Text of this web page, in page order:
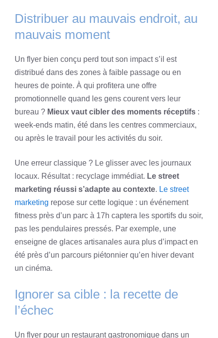
Distribuer au mauvais endroit, au
mauvais moment
Un flyer bien conçu perd tout son impact s’il est
distribué dans des zones à faible passage ou en
heures de pointe. À qui profitera une offre
promotionnelle quand les gens courent vers leur
bureau ? Mieux vaut cibler des moments réceptifs :
week-ends matin, été dans les centres commerciaux,
ou après le travail pour les activités du soir.
Une erreur classique ? Le glisser avec les journaux
locaux. Résultat : recyclage immédiat. Le street
marketing réussi s’adapte au contexte. Le street
marketing repose sur cette logique : un événement
fitness près d’un parc à 17h captera les sportifs du soir,
pas les pendulaires pressés. Par exemple, une
enseigne de glaces artisanales aura plus d’impact en
été près d’un parcours piétonnier qu’en hiver devant
un cinéma.
Ignorer sa cible : la recette de
l’échec
Un flyer pour un restaurant gastronomique dans un